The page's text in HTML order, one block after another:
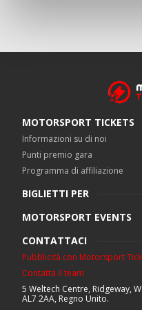
MOTORSPORT TICKETS
Informazioni su di noi
Punti premio gara
Programma di affiliazione
BIGLIETTI PER
MOTORSPORT EVENTS
CONTATTACI
Pubblicità con Motorsport
Contatta il team
5 Weltech Centre, Ridgeway,
AL7 2AA, Regno Unito.